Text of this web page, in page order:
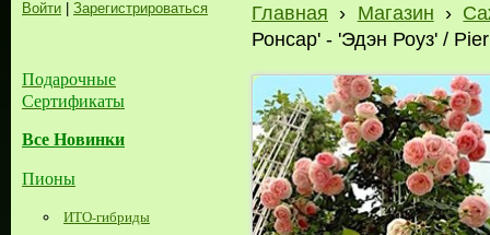
Войти Зарегистрироваться
Подарочные
Сертификаты
Все Новинки
Пионы
ИТО-гибриды
Главная › Магазин ›
Ронсар' - 'Эдэн Роуз' /